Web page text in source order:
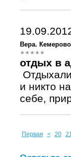
Вера. Кемерово
отдых в
и никто
себе,
Первая < 20